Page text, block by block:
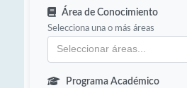
Área de Conocimiento
Selecciona una o más áreas
Programa Académico